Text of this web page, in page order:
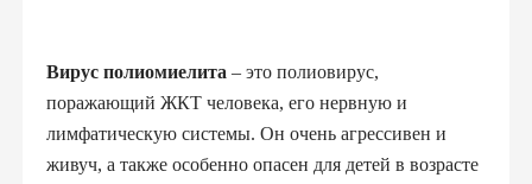
Вирус полиомиелита – это полиовирус,
поражающий ЖКТ человека, его нервную и
лимфатическую системы. Он очень агрессивен и
живуч, а также особенно опасен для детей в возрасте